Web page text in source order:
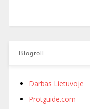
Blogroll
Darbas Lietuvoje
Protguide.com